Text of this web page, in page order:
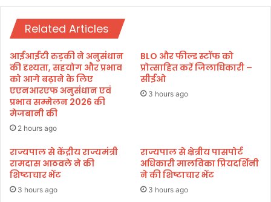
उ
त्त
रा
खं
ड
के
स
प
नों
सा
का
र
क
Related Articles
आईआईटी रुड़की ने अनुसंधान
की दृश्यता, सहयोग और प्रभाव
को आगे बढ़ाने के लिए
एएनआरएफ अनुसंधान एवं
प्रभाव सम्मेलन 2026 की
मेजबानी की
2 hours ago
BLO और फील्ड स्टॉफ को
प्रोत्साहित करें जिलाधिकारी –
सीईओ
3 hours ago
राज्यपाल से केंद्रीय राज्यमंत्री
रामदास आठवले ने की
शिष्टाचार भेंट
3 hours ago
राज्यपाल से क्षेत्रीय पासपोर्ट
अधिकारी मालविका प्रियदर्शिनी
ने की शिष्टाचार भेंट
3 hours ago